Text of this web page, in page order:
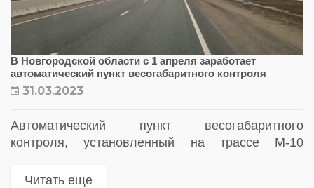
В Новгородской области с 1 апреля заработает
автоматический пункт весогабаритного контроля
31.03.2023
Автоматический пункт весогабаритного
контроля, установленный на трассе М-10
области, начнет работу в активном режиме с 1
Читать еще